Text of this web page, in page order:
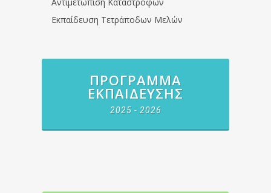
Αντιμετώπιση Καταστροφών
Εκπαίδευση Τετράποδων Μελών
ΠΡΌΓΡΑΜΜΑ
ΕΚΠΑΊΔΕΥΣΗΣ
2025 - 2026